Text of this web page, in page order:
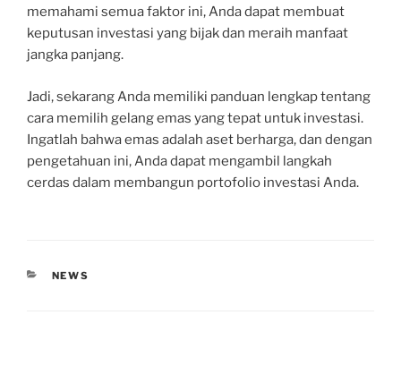
memahami semua faktor ini, Anda dapat membuat
keputusan investasi yang bijak dan meraih manfaat
jangka panjang.
Jadi, sekarang Anda memiliki panduan lengkap tentang
cara memilih gelang emas yang tepat untuk investasi.
Ingatlah bahwa emas adalah aset berharga, dan dengan
pengetahuan ini, Anda dapat mengambil langkah
cerdas dalam membangun portofolio investasi Anda.
CATEGORIES
NEWS